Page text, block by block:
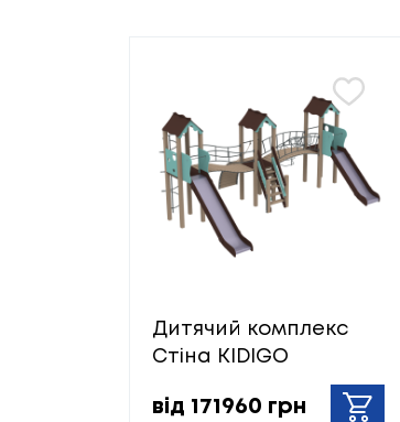
Дитячий комплекс
Стіна KIDIGO
від 171960 грн